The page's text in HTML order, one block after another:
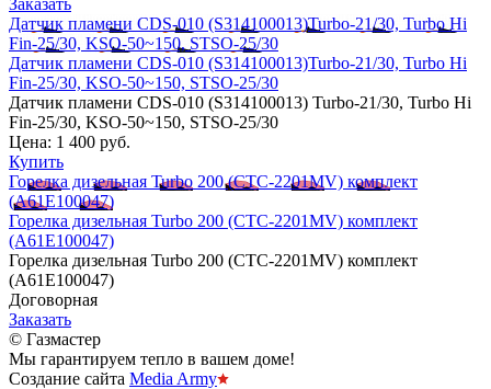
Датчик пламени CDS-010 (S314100013)Turbo-21/30, Turbo Hi
Fin-25/30, KSO-50~150, STSO-25/30
Датчик пламени CDS-010 (S314100013)Turbo-21/30, Turbo Hi
Fin-25/30, KSO-50~150, STSO-25/30
Датчик пламени CDS-010 (S314100013) Turbo-21/30, Turbo Hi
Fin-25/30, KSO-50~150, STSO-25/30
Цена: 1 400 руб.
Купить
Горелка дизельная Turbo 200 (CTС-2201MV) комплект
(A61E100047)
Горелка дизельная Turbo 200 (CTС-2201MV) комплект
(A61E100047)
Горелка дизельная Turbo 200 (CTС-2201MV) комплект
(A61E100047)
Договорная
Заказать
© Газмастер
Мы гарантируем тепло в вашем доме!
Создание сайта Media Army